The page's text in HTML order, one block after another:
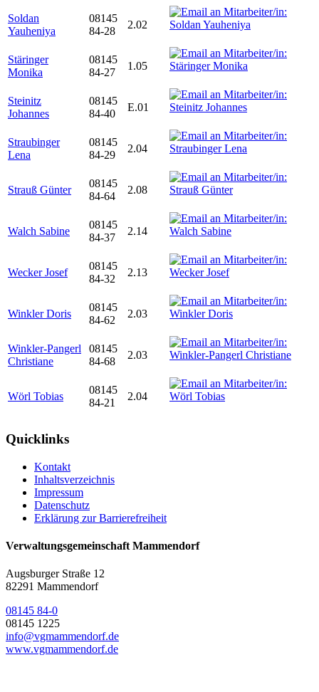
Soldan
Yauheniya
08145
84-28
2.02
Stäringer
Monika
08145
84-27
1.05
Steinitz
Johannes
08145
84-40
E.01
Straubinger
Lena
08145
84-29
2.04
Strauß Günter
08145
84-64
2.08
Walch Sabine
08145
84-37
2.14
Wecker Josef
08145
84-32
2.13
Winkler Doris
08145
84-62
2.03
Winkler-Pangerl
Christiane
08145
84-68
2.03
Wörl Tobias
08145
84-21
2.04
Quicklinks
Kontakt
Inhaltsverzeichnis
Impressum
Datenschutz
Erklärung zur Barrierefreiheit
Verwaltungsgemeinschaft Mammendorf
Augsburger Straße 12
82291 Mammendorf
08145 84-0
08145 1225
info@vgmammendorf.de
www.vgmammendorf.de